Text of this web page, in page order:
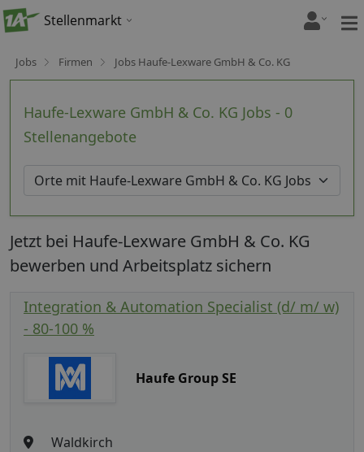
Stellenmarkt
Jobs Firmen Jobs Haufe-Lexware GmbH & Co. KG
Haufe-Lexware GmbH & Co. KG Jobs - 0
Stellenangebote
Jetzt bei Haufe-Lexware GmbH & Co. KG
bewerben und Arbeitsplatz sichern
Integration & Automation Specialist (d/ m/ w)
- 80-100 %
Haufe Group SE
Waldkirch